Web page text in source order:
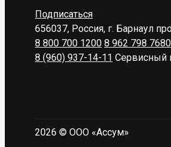
Подписаться
656037, Россия, г. Барнаул
8 800 700 1200 8 962 798 7680
8 (960) 937-14-11 Сервисный
Представленная на сайте
2026 © ООО «Ассум»